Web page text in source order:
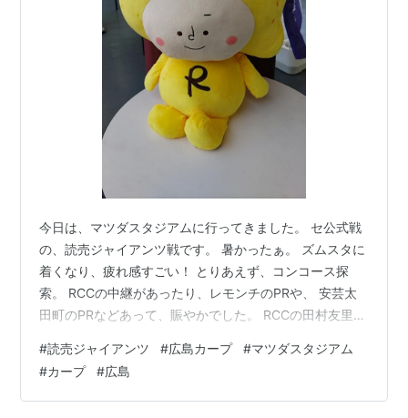
今日は、マツダスタジアムに行ってきました。 セ公式戦
の、読売ジャイアンツ戦です。 暑かったぁ。 ズムスタに
着くなり、疲れ感すごい！ とりあえず、コンコース探
索。 RCCの中継があったり、レモンチのPRや、 安芸太
田町のPRなどあって、賑やかでした。 RCCの田村友里ア
たね。 グルメもいっぱい食って満足でした。 試合の方
は、良いとこなし、残念な結果でした。 (カープ0-4ジャ
イアンツ)
#読売ジャイアンツ #広島カープ #マツダスタジアム
#カープ #広島